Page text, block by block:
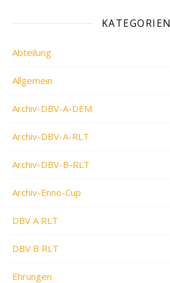
KATEGORIEN
Abteilung
Allgemein
Archiv-DBV-A-DEM
Archiv-DBV-A-RLT
Archiv-DBV-B-RLT
Archiv-Enno-Cup
DBV A RLT
DBV B RLT
Ehrungen